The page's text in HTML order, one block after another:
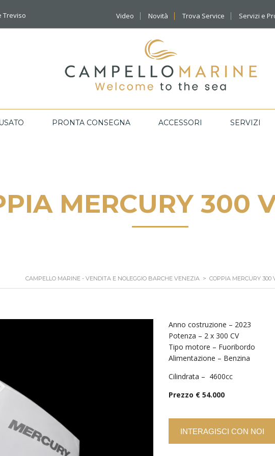
Treviso Video Novità Trova Service Servizi e
USATO PRONTA CONSEGNA ACCESSORI SERVIZI
MERCURY 300
CAMPELLO MARINE - VENDITA E NOLEGGIO BARCHE VENEZIA > COPPIA MERCURY 300
Anno costruzione – 2023
Potenza – 2 x 300 CV
Tipo motore – Fuoribordo
Alimentazione – Benzina
Cilindrata – 4600cc
Prezzo € 54.000
INTERAGISCI CON NOI